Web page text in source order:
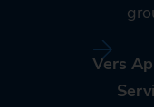
Vers